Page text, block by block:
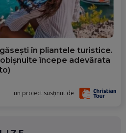
în pliantele turistice.
începe adevărata
un proiect susținut de